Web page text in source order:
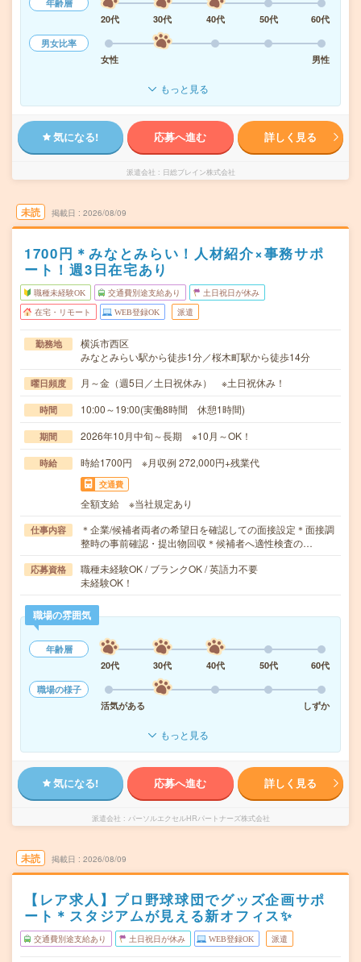
年齢層
20代
30代 40代 50代
60代
男女比率
女性
男性
もっと見る
気になる! 応募へ進む 詳しく見る
派遣会社 日総ブレイン株式会社
未読 掲載日 2026/08/09
1700円＊みなとみらい！人材紹介×事務サポ
ート！週3日在宅あり
職種未経験OK 交通費別途支給あり 土日祝日が休み
在宅・リモート WEB登録OK 派遣
勤務地
横浜市西区
みなとみらい駅から徒歩1分／桜木町駅から徒歩14分
曜日頻度 月～金（週5日／土日祝休み） ※土日祝休み！
時間 10:00～19:00(実働8時間 休憩1時間)
期間 2026年10月中旬～長期 ※10月～OK！
時給 時給1700円 ※月収例 272,000円+残業代
交通費
全額支給 ※当社規定あり
仕事内容
＊企業/候補者両者の希望日を確認しての面接設定＊面接調
整時の事前確認・提出物回収＊候補者へ適性検査の…
応募資格
職種未経験OK / ブランクOK / 英語力不要
未経験OK！
職場の雰囲気
年齢層
20代
30代 40代 50代
60代
職場の様子
活気がある
しずか
もっと見る
気になる! 応募へ進む 詳しく見る
派遣会社 パーソルエクセルHRパートナーズ株式会社
未読 掲載日 2026/08/09
【レア求人】プロ野球球団でグッズ企画サポ
ート＊スタジアムが見える新オフィス✨
交通費別途支給あり 土日祝日が休み WEB登録OK 派遣